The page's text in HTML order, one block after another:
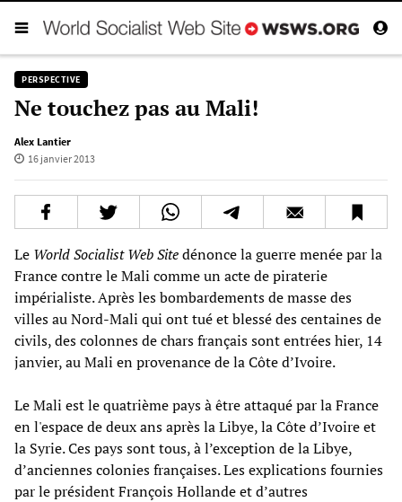
PERSPECTIVE
Ne touchez pas au Mali!
Alex Lantier
16 janvier 2013
Le World Socialist Web Sitedénonce la guerre menée par la
France contre le Mali comme un acte de piraterie
impérialiste. Après les bombardements de masse des
villes au Nord-Mali qui ont tué et blessé des centaines de
civils, des colonnes de chars français sont entrées hier, 14
janvier, au Mali en provenance de la Côte d’Ivoire.
Le Mali est le quatrième pays à être attaqué par la France
en l'espace de deux ans après la Libye, la Côte d’Ivoire et
la Syrie. Ces pays sont tous, à l’exception de la Libye,
d’anciennes colonies françaises. Les explications fournies
par le président François Hollande et d’autres